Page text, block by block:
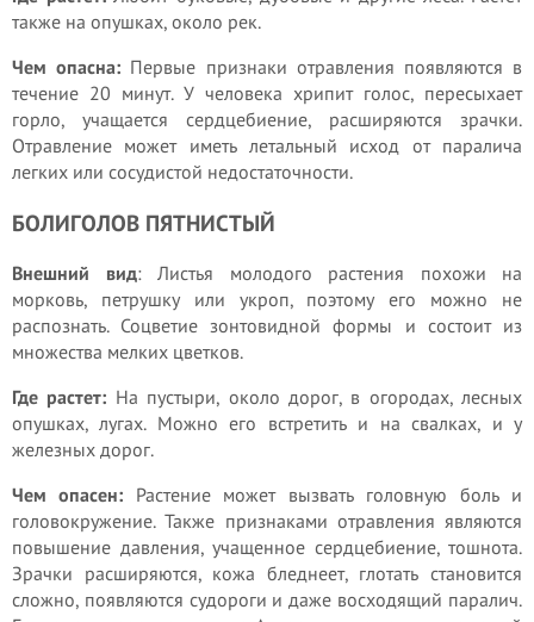
также на опушках, около рек.
Чем опасна: Первые признаки отравления появляются в
течение 20 минут. У человека хрипит голос, пересыхает
горло, учащается сердцебиение, расширяются зрачки.
Отравление может иметь летальный исход от паралича
легких или сосудистой недостаточности.
БОЛИГОЛОВ ПЯТНИСТЫЙ
Внешний вид: Листья молодого растения похожи на
морковь, петрушку или укроп, поэтому его можно не
распознать. Соцветие зонтовидной формы и состоит из
множества мелких цветков.
Где растет: На пустыри, около дорог, в огородах, лесных
опушках, лугах. Можно его встретить и на свалках, и у
железных дорог.
Чем опасен: Растение может вызвать головную боль и
головокружение. Также признаками отравления являются
повышение давления, учащенное сердцебиение, тошнота.
Зрачки расширяются, кожа бледнеет, глотать становится
сложно, появляются судороги и даже восходящий паралич.